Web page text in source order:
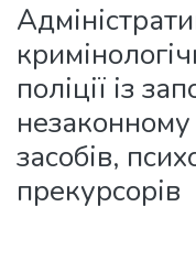
поліції із
засобів,
прекурсорів